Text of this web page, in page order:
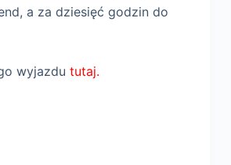
a za dziesięć godzin do
wyjazdu tutaj.